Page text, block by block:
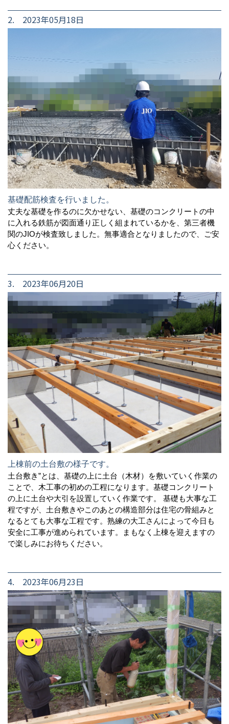
2. 2023年05月18日
基礎配筋検査を行いました。
丈夫な基礎を作るのに欠かせない、基礎のコンクリートの中
に入れる鉄筋が図面通り正しく組まれているかを、第三者機
関のJIOが検査致しました。無事適合となりましたので、ご安
心ください。
3. 2023年06月20日
上棟前の土台敷の様子です。
土台敷き”とは、基礎の上に土台（木材）を敷いていく作業の
ことで、木工事の初めの工程になります。基礎コンクリート
の上に土台や大引を設置していく作業です。 基礎も大事な工
程ですが、土台敷きやこのあとの構造部分は住宅の骨組みと
なるとても大事な工程です。熟練の大工さんによって今日も
安全に工事が進められています。まもなく上棟を迎えますの
で楽しみにお待ちください。
4. 2023年06月23日